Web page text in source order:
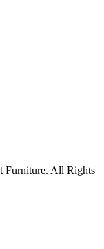
Furniture. All Rights